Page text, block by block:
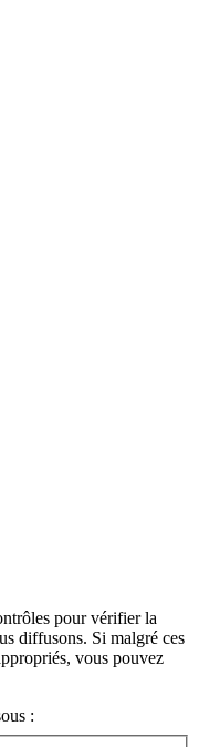
pour vérifier la
diffusons. Si malgré ces
vous pouvez
: